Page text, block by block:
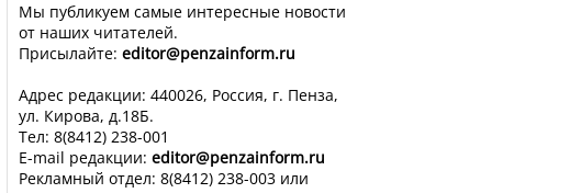
Мы публикуем самые интересные новости
от наших читателей.
Присылайте: editor@penzainform.ru
Адрес редакции: 440026, Россия, г. Пенза,
ул. Кирова, д.18Б.
Тел: 8(8412) 238-001
E-mail редакции: editor@penzainform.ru
Рекламный отдел: 8(8412) 238-003 или